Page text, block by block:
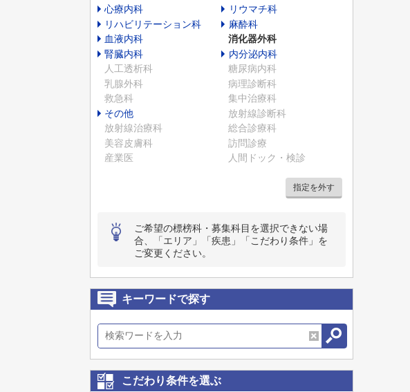
心療内科
リウマチ科
リハビリテーション科
麻酔科
血液内科
消化器外科
腎臓内科
内分泌内科
人工透析科
糖尿病内科
乳腺外科
病理診断科
救急科
集中治療科
その他
放射線診断科
放射線治療科
総合診療科
美容皮膚科
訪問診療
産業医
人間ドック・検診
指定を外す
ご希望の標榜科・募集科目を選択できない場
合、「エリア」「疾患」「こだわり条件」を
ご変更ください。
キーワードで探す
こだわり条件を選ぶ